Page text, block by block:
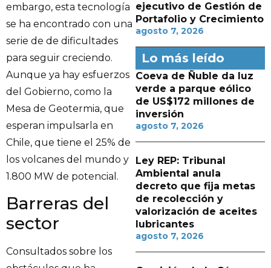
embargo, esta tecnología
se ha encontrado con una
serie de de dificultades
para seguir creciendo.
Aunque ya hay esfuerzos
del Gobierno, como la
Mesa de Geotermia, que
esperan impulsarla en
Chile, que tiene el 25% de
los volcanes del mundo y
1.800 MW de potencial.
Barreras del
sector
Consultados sobre los
ejecutivo de Gestión de
Portafolio y Crecimiento
agosto 7, 2026
Lo más leído
Coeva de Ñuble da luz
verde a parque eólico
de US$172 millones de
inversión
agosto 7, 2026
Ley REP: Tribunal
Ambiental anula
decreto que fija metas
de recolección y
valorización de aceites
lubricantes
agosto 7, 2026